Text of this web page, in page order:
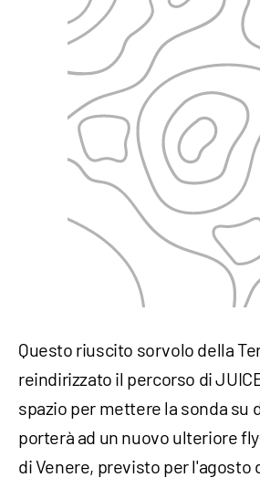
Questo riuscito sorvolo della
reindirizzato il percorso di
spazio per mettere la sonda su
porterà ad un nuovo ulteriore
di Venere, previsto per l'agosto